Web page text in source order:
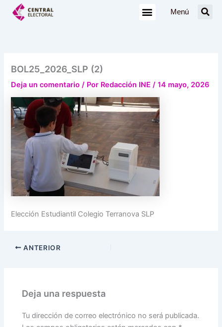
Menú
BOL25_2026_SLP (2)
Deja un comentario / Por Redacción INE/14 mayo, 2026
Elección Estudiantil Colegio Terranova SLP
ANTERIOR
Deja una respuesta
Tu dirección de correo electrónico no será publicada.